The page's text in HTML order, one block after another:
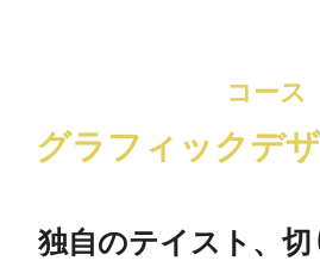
コース
グラフィックデ
独自のテイスト、